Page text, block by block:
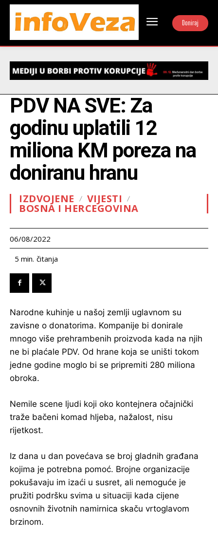
Doniraj
PDV NA SVE: Za
godinu uplatili 12
miliona KM poreza na
doniranu hranu
IZDVOJENE VIJESTI
BOSNA I HERCEGOVINA
06/08/2022
5 min. čitanja
Narodne kuhinje u našoj zemlji uglavnom su
zavisne o donatorima. Kompanije bi donirale
mnogo više prehrambenih proizvoda kada na njih
ne bi plaćale PDV. Od hrane koja se uništi tokom
jedne godine moglo bi se pripremiti 280 miliona
obroka.
Nemile scene ljudi koji oko kontejnera očajnički
traže bačeni komad hljeba, nažalost, nisu
rijetkost.
Iz dana u dan povećava se broj gladnih građana
kojima je potrebna pomoć. Brojne organizacije
pokušavaju im izaći u susret, ali nemoguće je
pružiti podršku svima u situaciji kada cijene
osnovnih životnih namirnica skaču vrtoglavom
brzinom.